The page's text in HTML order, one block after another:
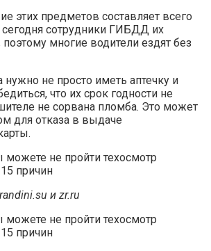
этих предметов составляет всего
сегодня сотрудники ГИБДД их
многие водители ездят без
нужно не просто иметь аптечку и
что их срок годности не
не сорвана пломба. Это может
для отказа в выдаче
и zr.ru